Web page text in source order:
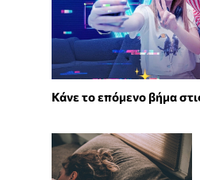
Κάνε το επόμενο βήμα